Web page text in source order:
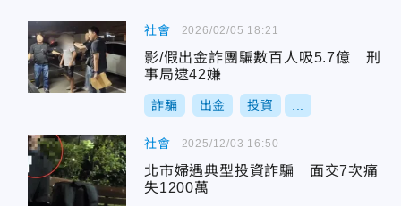
社會
影/假出金詐團騙數百人吸5.7億 刑
事局逮42嫌
詐騙 出金 投資
2026/02/05 18:21
社會
北市婦遇典型投資詐騙 面交7次痛
失1200萬
2025/12/03 16:50